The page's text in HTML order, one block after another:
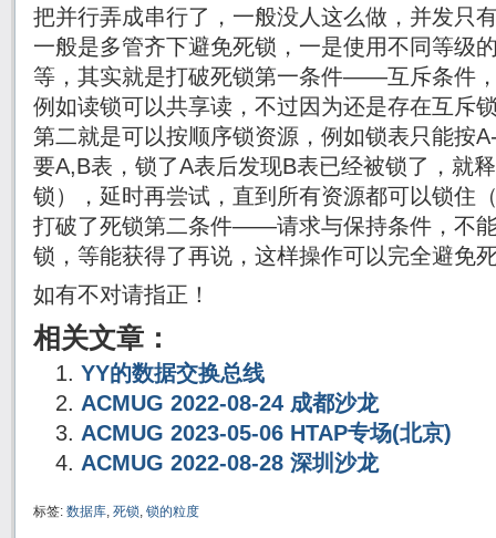
把并行弄成串行了，一般没人这么做，并发只
一般是多管齐下避免死锁，一是使用不同等级
等，其实就是打破死锁第一条件——互斥条件
例如读锁可以共享读，不过因为还是存在互斥
第二就是可以按顺序锁资源，例如锁表只能按
要A,B表，锁了A表后发现B表已经被锁了，就
锁），延时再尝试，直到所有资源都可以锁住
打破了死锁第二条件——请求与保持条件，不
锁，等能获得了再说，这样操作可以完全避免
如有不对请指正！
相关文章：
YY的数据交换总线
ACMUG 2022-08-24 成都沙龙
ACMUG 2023-05-06 HTAP专场(北京)
ACMUG 2022-08-28 深圳沙龙
标签: 数据库, 死锁, 锁的粒度